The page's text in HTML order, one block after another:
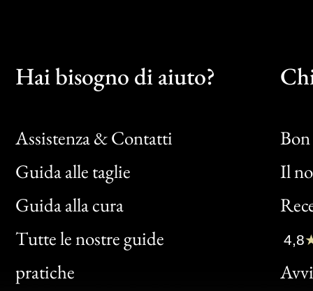
Hai bisogno di aiuto?
Assistenza & Contatti
Guida alle taglie
Guida alla cura
Tutte le nostre guide
pratiche
Il
Bon
Clic
Bon
4,8